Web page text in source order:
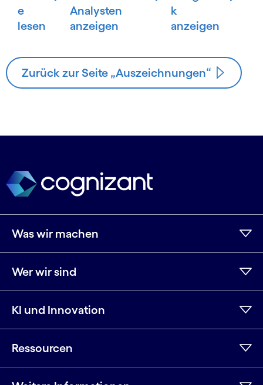
e
lesen
Analysten
anzeigen
k
anzeigen
Zurück zur Seite „Auszeichnungen“
Was wir machen
Wer wir sind
KI und Innovation
Ressourcen